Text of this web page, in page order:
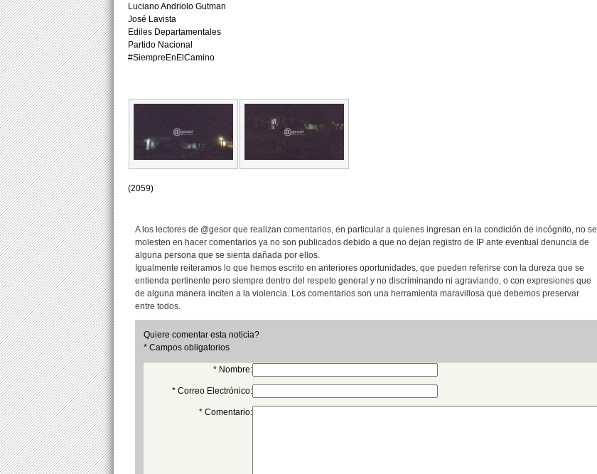
Luciano Andriolo Gutman
José Lavista
Ediles Departamentales
Partido Nacional
#SiempreEnElCamino
(2059)
A los lectores de @gesor que realizan comentarios, en particular a quienes ingresan en la condición de incógnito, no se
molesten en hacer comentarios ya no son publicados debido a que no dejan registro de IP ante eventual denuncia de
alguna persona que se sienta dañada por ellos.
Igualmente reiteramos lo que hemos escrito en anteriores oportunidades, que pueden referirse con la dureza que se
entienda pertinente pero siempre dentro del respeto general y no discriminando ni agraviando, o con expresiones que
de alguna manera inciten a la violencia. Los comentarios son una herramienta maravillosa que debemos preservar
entre todos.
Quiere comentar esta noticia?
* Campos obligatorios
* Nombre:
* Correo Electrónico:
* Comentario: